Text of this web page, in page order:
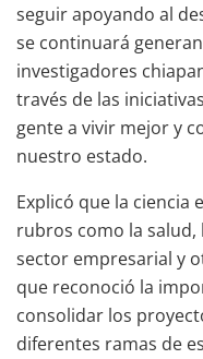
seguir apoyando al
se continuará
investigadores
través de las
gente a vivir mejor y
nuestro estado.
Explicó que la
rubros como la salud,
sector empresarial y
que reconoció la
consolidar los
diferentes ramas de